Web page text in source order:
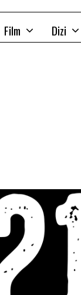
Film Dizi